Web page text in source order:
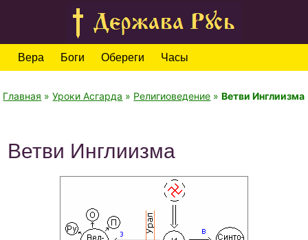
Вера Боги Обереги Часы
Главная »Уроки Асгарда » Религиоведение »Ветви Инглиизма
Ветви Инглиизма